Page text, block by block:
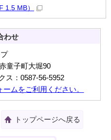
1.5 MB）
わせ
童子町大堀90
ス：0587-56-5952
ムをご利用ください。
トップページへ戻る